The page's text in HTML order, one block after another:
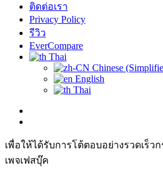
ติดต่อเรา
Privacy Policy
รีวิว
EverCompare
Thai
Chinese
English
Thai
เพื่อให้ได้รับการโต้ตอบอย่างรวดเร็
เพจเฟสบุ๊ค